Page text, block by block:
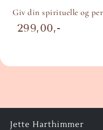
Giv din spirituelle og
299,00
Jette Harthimmer